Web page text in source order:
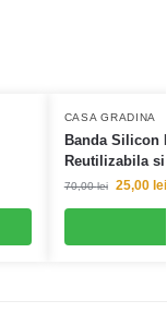
CASA GRADINA
Banda Silicon
Reutilizabila
70,00lei 25,00 lei